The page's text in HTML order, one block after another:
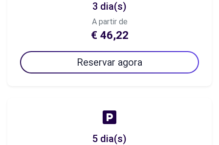
3 dia(s)
A partir de
€ 46,22
Reservar agora
5 dia(s)